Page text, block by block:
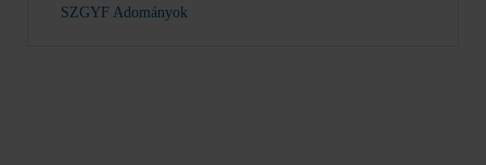
SZGYF Adományok